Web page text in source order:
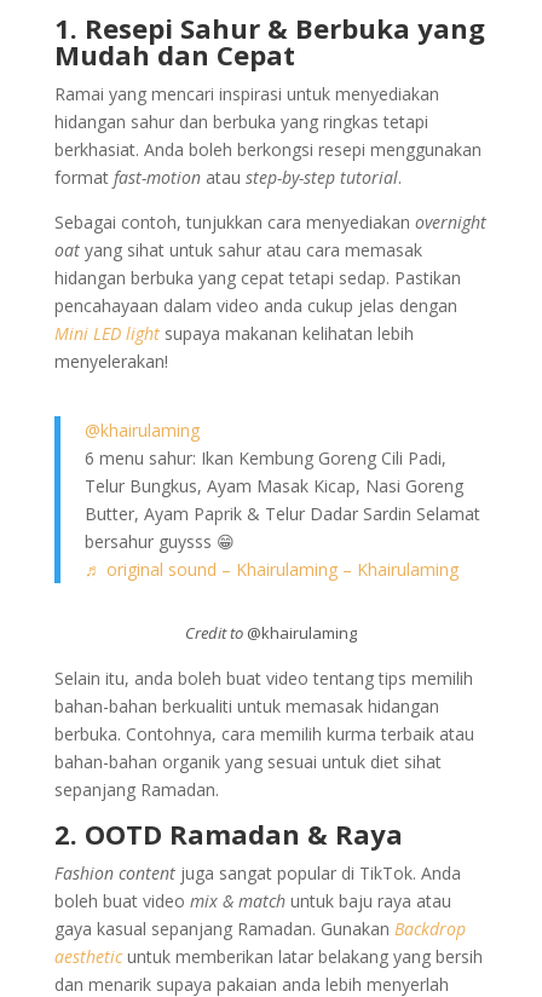
1. Resepi Sahur & Berbuka yang
Mudah dan Cepat
Ramai yang mencari inspirasi untuk menyediakan
hidangan sahur dan berbuka yang ringkas tetapi
berkhasiat. Anda boleh berkongsi resepi menggunakan
format fast-motionatau step-by-step tutorial.
Sebagai contoh, tunjukkan cara menyediakan overnight
oatyang sihat untuk sahur atau cara memasak
hidangan berbuka yang cepat tetapi sedap. Pastikan
pencahayaan dalam video anda cukup jelas dengan
Mini LED lightsupaya makanan kelihatan lebih
menyelerakan!
@khairulaming
6 menu sahur: Ikan Kembung Goreng Cili Padi,
Telur Bungkus, Ayam Masak Kicap, Nasi Goreng
Butter, Ayam Paprik & Telur Dadar Sardin Selamat
bersahur guysss 😁
♬ original sound – Khairulaming – Khairulaming
Credit to@khairulaming
Selain itu, anda boleh buat video tentang tips memilih
bahan-bahan berkualiti untuk memasak hidangan
berbuka. Contohnya, cara memilih kurma terbaik atau
bahan-bahan organik yang sesuai untuk diet sihat
sepanjang Ramadan.
2. OOTD Ramadan & Raya
Fashion content juga sangat popular di TikTok. Anda
boleh buat video mix & matchuntuk baju raya atau
gaya kasual sepanjang Ramadan. Gunakan Backdrop
aestheticuntuk memberikan latar belakang yang bersih
dan menarik supaya pakaian anda lebih menyerlah